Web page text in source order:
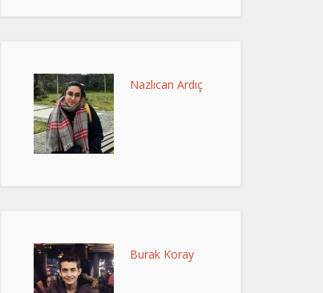
Nazlıcan Ardıç
Burak Koray